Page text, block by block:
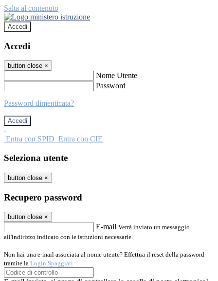
Salta al contenuto
Accedi
Accedi
button close ×
Nome Utente
Password
Password dimenticata?
-
Entra con SPID Entra con CIE
Seleziona utente
button close ×
Recupero password
button close ×
E-mail Verrà inviato un messaggio
all'indirizzo indicato con le istruzioni necessarie.
Non hai una e-mail associata al nome utente? Effettua il reset della password
tramite la Login Spaggiari